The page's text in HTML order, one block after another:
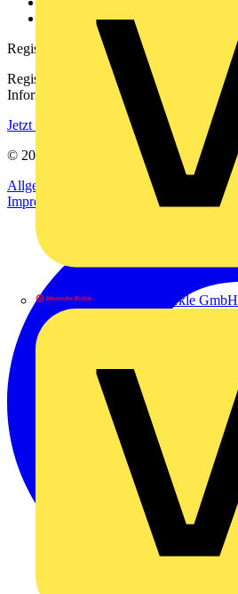
Alexander Bürkle
voltimum.com
Registrierung
Registrieren Sie sich kostenlos und
Informationen aus der Elektroindustrie.
Jetzt registrieren
© 2002-
Voltimum
Allgemeine Geschäftsbedingungen
Impressum